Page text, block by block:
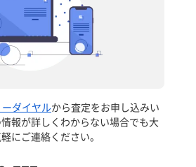
ーダイヤルから査定をお申し込みい
報が詳しくわからない場合でも大
にご連絡ください。